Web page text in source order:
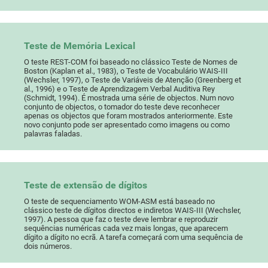
Teste de Memória Lexical
O teste REST-COM foi baseado no clássico Teste de Nomes de
Boston (Kaplan et al., 1983), o Teste de Vocabulário WAIS-III
(Wechsler, 1997), o Teste de Variáveis de Atenção (Greenberg et
al., 1996) e o Teste de Aprendizagem Verbal Auditiva Rey
(Schmidt, 1994). É mostrada uma série de objectos. Num novo
conjunto de objectos, o tomador do teste deve reconhecer
apenas os objectos que foram mostrados anteriormente. Este
novo conjunto pode ser apresentado como imagens ou como
palavras faladas.
Teste de extensão de dígitos
O teste de sequenciamento WOM-ASM está baseado no
clássico teste de dígitos directos e indiretos WAIS-III (Wechsler,
1997). A pessoa que faz o teste deve lembrar e reproduzir
sequências numéricas cada vez mais longas, que aparecem
dígito a dígito no ecrã. A tarefa começará com uma sequência de
dois números.